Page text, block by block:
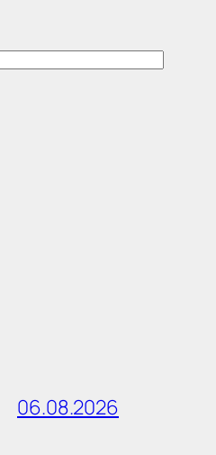
06.08.2026